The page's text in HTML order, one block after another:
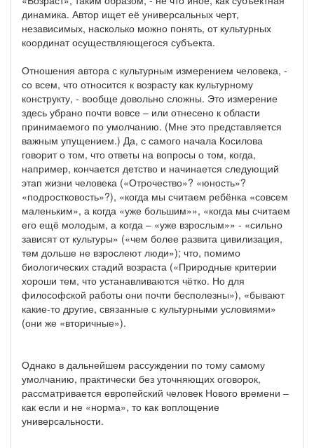
динамика. Автор ищет её универсальных черт,
независимых, насколько можно понять, от культурных
координат осуществляющегося субъекта.
Отношения автора с культурным измерением человека, -
со всем, что относится к возрасту как культурному
конструкту, - вообще довольно сложны. Это измерение
здесь убрано почти вовсе – или отнесено к области
принимаемого по умолчанию. (Мне это представляется
важным упущением.) Да, с самого начала Косилова
говорит о том, что ответы на вопросы о том, когда,
например, кончается детство и начинается следующий
этап жизни человека («Отрочество»? «юность»?
«подростковость»?), «когда мы считаем ребёнка «совсем
маленьким», а когда «уже большим»», «когда мы считаем
его ещё молодым, а когда – «уже взрослым»» - «сильно
зависят от культуры» («чем более развита цивилизация,
тем дольше не взрослеют люди»); что, помимо
биологических стадий возраста («Природные критерии
хороши тем, что устанавливаются чётко. Но для
философской работы они почти бесполезны»), «бывают
какие-то другие, связанные с культурными условиями»
(они же «вторичные»).
Однако в дальнейшем рассуждении по тому самому
умолчанию, практически без уточняющих оговорок,
рассматривается европейский человек Нового времени –
как если и не «норма», то как воплощение
универсальности.